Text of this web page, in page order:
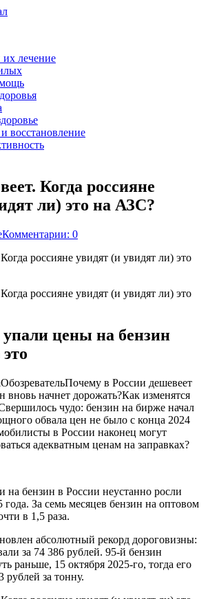
их лечение
восстановление
Когда россияне
ли) это на АЗС?
Комментарии: 0
упали цены на бензин
в России дешевеет
вновь начнет дорожать?Как изменятся
чудо: бензин на бирже начал
обвала цен не было с конца 2024
в России наконец могут
адекватным ценам на заправках?
на бензин в России неустанно росли
года. За семь месяцев бензин на оптовом
в 1,5 раза.
абсолютный рекорд дороговизны:
за 74 386 рублей. 95-й бензин
раньше, 15 октября 2025-го, тогда его
рублей за тонну.